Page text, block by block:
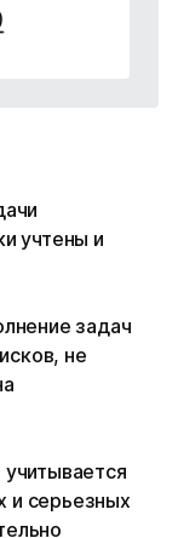
учтены и
задач
не
и серьезных